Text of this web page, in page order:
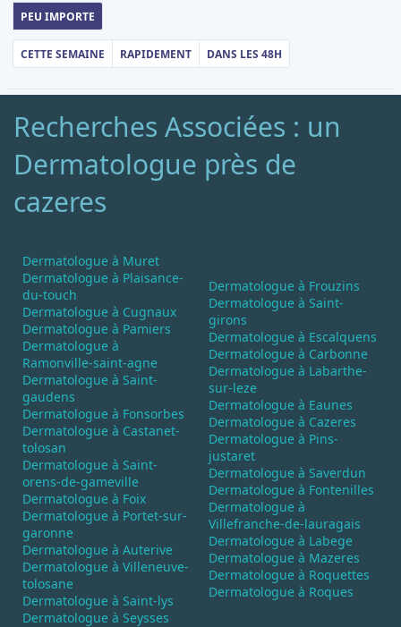
PEU IMPORTE
CETTE SEMAINE RAPIDEMENT DANS LES 48H
Recherches Associées : un
Dermatologue près de
cazeres
Dermatologue à Muret
Dermatologue à Plaisance-
du-touch
Dermatologue à Cugnaux
Dermatologue à Pamiers
Dermatologue à
Ramonville-saint-agne
Dermatologue à Saint-
gaudens
Dermatologue à Fonsorbes
Dermatologue à Castanet-
tolosan
Dermatologue à Saint-
orens-de-gameville
Dermatologue à Foix
Dermatologue à Portet-sur-
garonne
Dermatologue à Auterive
Dermatologue à Villeneuve-
tolosane
Dermatologue à Saint-lys
Dermatologue à Seysses
Dermatologue à Frouzins
Dermatologue à Saint-
girons
Dermatologue à Escalquens
Dermatologue à Carbonne
Dermatologue à Labarthe-
sur-leze
Dermatologue à Eaunes
Dermatologue à Cazeres
Dermatologue à Pins-
justaret
Dermatologue à Saverdun
Dermatologue à Fontenilles
Dermatologue à
Villefranche-de-lauragais
Dermatologue à Labege
Dermatologue à Mazeres
Dermatologue à Roquettes
Dermatologue à Roques